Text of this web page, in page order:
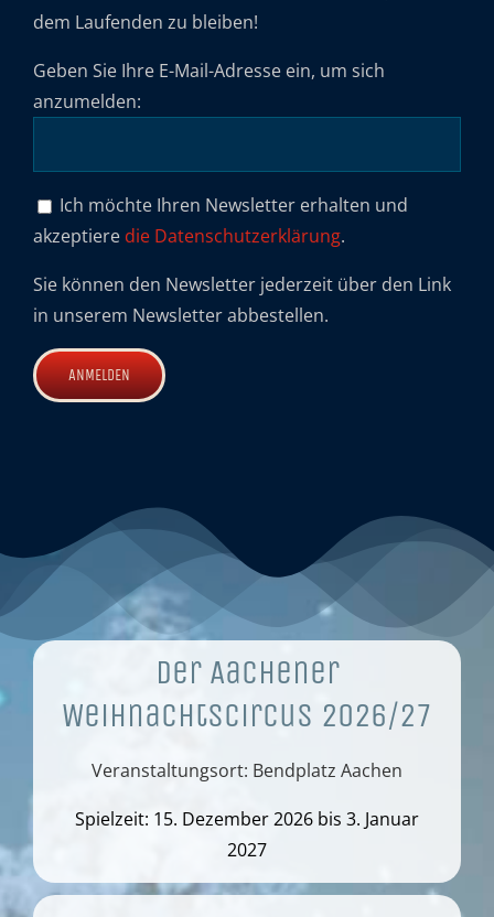
dem Laufenden zu bleiben!
Geben Sie Ihre E-Mail-Adresse ein, um sich
anzumelden:
Ich möchte Ihren Newsletter erhalten und
akzeptiere die Datenschutzerklärung.
Sie können den Newsletter jederzeit über den Link
in unserem Newsletter abbestellen.
Der Aachener
Weihnachtscircus 2026/27
Veranstaltungsort: Bendplatz Aachen
Spielzeit: 15. Dezember 2026 bis 3. Januar
2027